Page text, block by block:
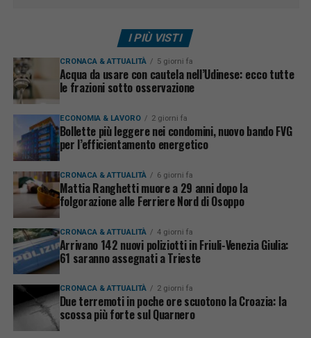
I PIÙ VISTI
CRONACA & ATTUALITÀ 5 giorni fa
Acqua da usare con cautela nell’Udinese: ecco tutte
le frazioni sotto osservazione
ECONOMIA & LAVORO 2 giorni fa
Bollette più leggere nei condomini, nuovo bando FVG
per l’efficientamento energetico
CRONACA & ATTUALITÀ 6 giorni fa
Mattia Ranghetti muore a 29 anni dopo la
folgorazione alle Ferriere Nord di Osoppo
CRONACA & ATTUALITÀ 4 giorni fa
Arrivano 142 nuovi poliziotti in Friuli-Venezia Giulia:
61 saranno assegnati a Trieste
CRONACA & ATTUALITÀ 2 giorni fa
Due terremoti in poche ore scuotono la Croazia: la
scossa più forte sul Quarnero